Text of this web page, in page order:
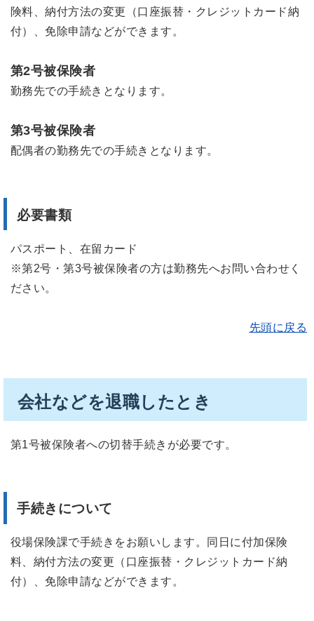
険料、納付方法の変更（口座振替・クレジットカード納
付）、免除申請などができます。
第2号被保険者
勤務先での手続きとなります。
第3号被保険者
配偶者の勤務先での手続きとなります。
必要書類
パスポート、在留カード
※第2号・第3号被保険者の方は勤務先へお問い合わせく
ださい。
先頭に戻る
会社などを退職したとき
第1号被保険者への切替手続きが必要です。
手続きについて
役場保険課で手続きをお願いします。同日に付加保険
料、納付方法の変更（口座振替・クレジットカード納
付）、免除申請などができます。